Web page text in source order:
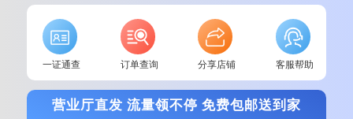
一证通查 订单查询 分享店铺 客服帮助
营业厅直发 流量领不停 免费包邮送到家